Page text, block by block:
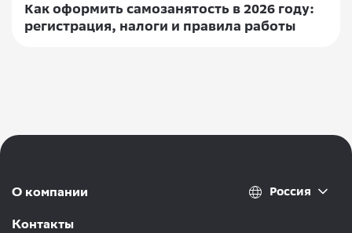
Как оформить самозанятость в 2026 году:
регистрация, налоги и правила работы
О компании
Контакты
Россия